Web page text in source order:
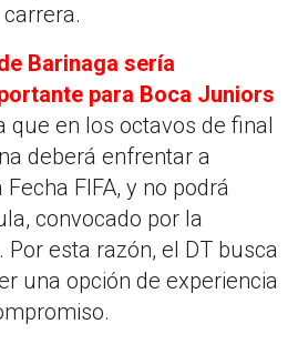
Barinaga sería
para Boca Juniors
que en los octavos de final
deberá enfrentar a
FIFA, y no podrá
convocado por la
esta razón, el DT busca
una opción de experiencia